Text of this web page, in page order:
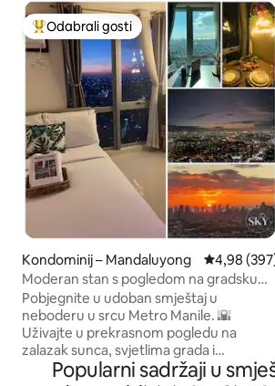
Među najviše rangiranima s oznakom
Odabrali gosti
Kondominij – Mandaluyong Prosječna
4,98
Moderan stan s pogledom na gradsku
panoramu u Metro Manili
Pobjegnite u udoban smještaj u
neboderu u srcu Metro Manile. 🌇
Uživajte u prekrasnom pogledu na
zalazak sunca, svjetlima grada i
udobnom prostoru savršenom za
Popularni sadržaji u